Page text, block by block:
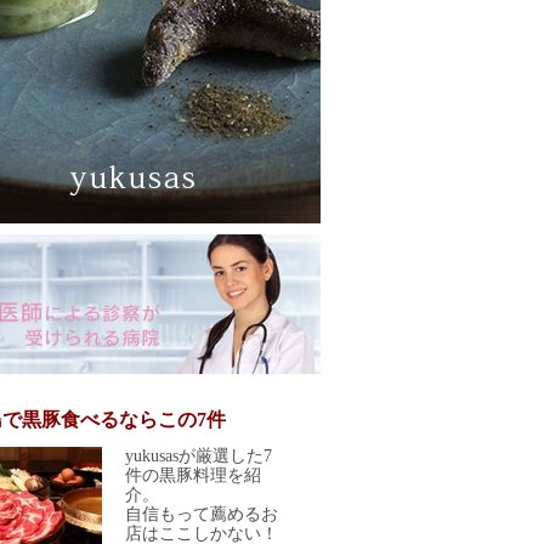
黒豚食べるならこの7件
yukusasが厳選した7
件の黒豚料理を紹
介。
自信もって薦めるお
店はここしかない！